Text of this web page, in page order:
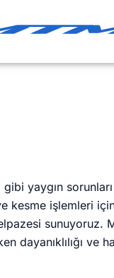
gibi yaygın
kesme işlemleri
sunuyoruz.
dayanıklılığı ve